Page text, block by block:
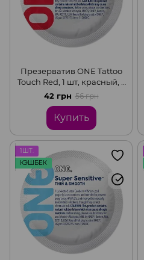
Презерватив ONE Tattoo
Touch Red, 1 шт, красный, с
рельефом в виде
татуировки
42 грн 56 грн
Купить
1ШТ.
КЭШБЕК